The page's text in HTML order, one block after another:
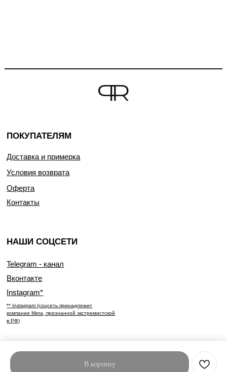
В корзину
ПОКУПАТЕЛЯМ
НАШИ СОЦСЕТИ
Telegram - канал
Вконтакте
Instagram*
** Instagram (соцсеть принадлежит
компании Meta, признанной экстремистской
в РФ)
Доставка и примерка
Условия возврата
Оферта
Контакты